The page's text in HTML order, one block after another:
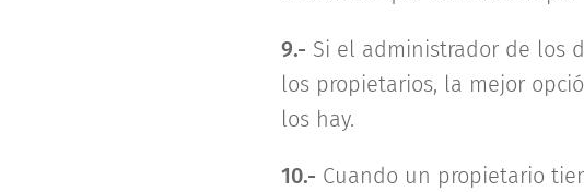
9.- Si el administrador de los
los propietarios, la mejor
los hay.
10.- Cuando un propietario